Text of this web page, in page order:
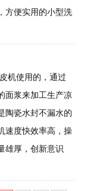
方便实用的小型洗
机使用的，通过
面浆来加工生产凉
陶瓷水封不漏水的
速度快效率高，操
雄厚，创新意识